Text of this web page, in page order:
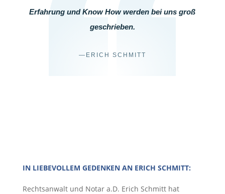
Erfahrung und Know How werden bei uns groß
geschrieben.
—ERICH SCHMITT
IN LIEBEVOLLEM GEDENKEN AN ERICH SCHMITT:
Rechtsanwalt und Notar a.D. Erich Schmitt hat